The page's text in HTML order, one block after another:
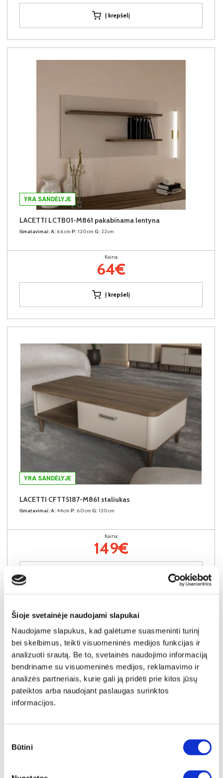
Šioje svetainėje naudojami slapukai
Naudojame slapukus, kad galėtume suasmeninti turinį
bei skelbimus, teikti visuomeninės medijos funkcijas ir
analizuoti srautą. Be to, svetainės naudojimo informaciją
bendriname su visuomeninės medijos, reklamavimo ir
analizės partneriais, kurie gali ją pridėti prie kitos jūsų
pateiktos arba naudojant paslaugas surinktos
informacijos.
pasirinkimas
Būtini
Į krepšelį
YRA SANDĖLYJE
LACETTI LCTB01-M861 pakabinama lentyna
Išmatavimai: A: 66cm P: 120cm G: 22cm
Kaina:
64€
Į krepšelį
YRA SANDĖLYJE
LACETTI CFTT5187-M861 staliukas
Išmatavimai: A: 44cm P: 60cm G: 120cm
Kaina:
149€